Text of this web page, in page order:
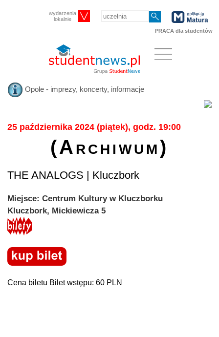
wydarzenia
lokalnie
PRACA dla studentów
Opole - imprezy, koncerty, informacje
25 października 2024 (piątek), godz. 19:00
(Archiwum)
THE ANALOGS | Kluczbork
Miejsce: Centrum Kultury w Kluczborku
Kluczbork, Mickiewicza 5
Cena biletu Bilet wstępu: 60 PLN